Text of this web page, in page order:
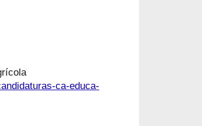
ca-educa-